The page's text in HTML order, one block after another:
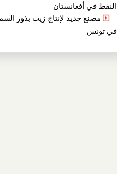
النفط في أفغانستان
مصنع جديد لإنتاج زيت بذور
في تونس